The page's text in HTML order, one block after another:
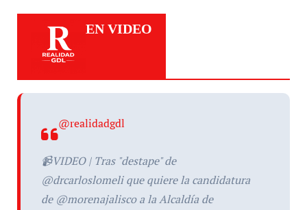
EN VIDEO
@realidadgdl
📹VIDEO | Tras "destape" de
@drcarloslomeli que quiere la candidatura
de @morenajalisco a la Alcaldía de